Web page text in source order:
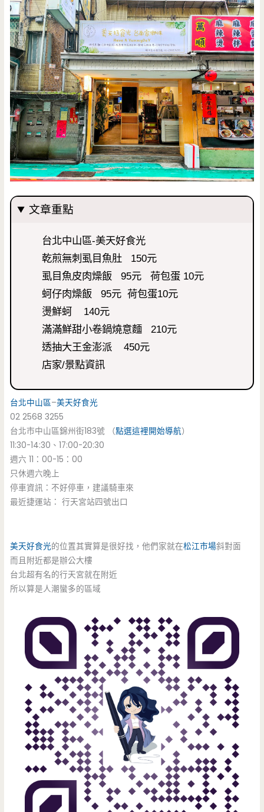
文章重點
台北中山區-美天好食光
乾煎無刺虱目魚肚 150元
虱目魚皮肉燥飯 95元 荷包蛋 10元
蚵仔肉燥飯 95元 荷包蛋10元
燙鮮蚵 140元
滿滿鮮甜小卷鍋燒意麵 210元
透抽大王金澎派 450元
店家/景點資訊
台北中山區–美天好食光
02 2568 3255
台北市中山區錦州街183號 （點選這裡開始導航）
11:30-14:30、17:00-20:30
週六 11：00-15：00
只休週六晚上
停車資訊：不好停車，建議騎車來
最近捷運站： 行天宮站四號出口
美天好食光的位置其實算是很好找，他們家就在松江市場斜對面
而且附近都是辦公大樓
台北超有名的行天宮就在附近
所以算是人潮蠻多的區域